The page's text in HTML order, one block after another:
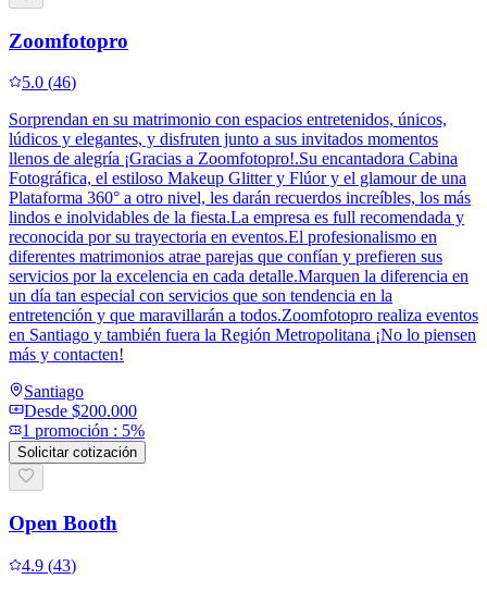
Zoomfotopro
5.0 (46)
Sorprendan en su matrimonio con espacios entretenidos, únicos,
lúdicos y elegantes, y disfruten junto a sus invitados momentos
llenos de alegría ¡Gracias a Zoomfotopro!.Su encantadora Cabina
Fotográfica, el estiloso Makeup Glitter y Flúor y el glamour de una
Plataforma 360° a otro nivel, les darán recuerdos increíbles, los más
lindos e inolvidables de la fiesta.La empresa es full recomendada y
reconocida por su trayectoria en eventos.El profesionalismo en
diferentes matrimonios atrae parejas que confían y prefieren sus
servicios por la excelencia en cada detalle.Marquen la diferencia en
un día tan especial con servicios que son tendencia en la
entretención y que maravillarán a todos.Zoomfotopro realiza eventos
en Santiago y también fuera la Región Metropolitana ¡No lo piensen
más y contacten!
Santiago
Desde $200.000
1 promoción : 5%
Solicitar cotización
Open Booth
4.9 (43)